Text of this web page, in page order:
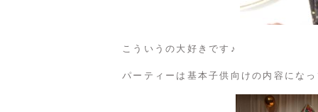
こういうの大好きです♪
パーティーは基本子供向けの内容にな